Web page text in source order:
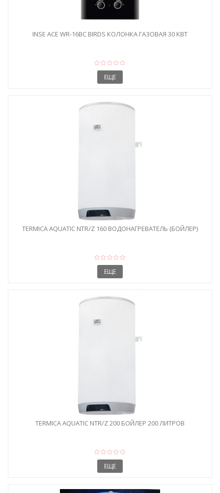
INSE ACE WR-16BC BIRDS КОЛОНКА ГАЗОВАЯ 30 КВТ
ЕЩЕ
TERMICA AQUATIC NTR/Z 160 ВОДОНАГРЕВАТЕЛЬ (БОЙЛЕР)
ЕЩЕ
TERMICA AQUATIC NTR/Z 200 БОЙЛЕР 200 ЛИТРОВ
ЕЩЕ